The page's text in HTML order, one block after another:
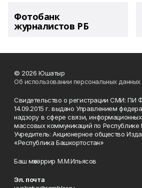
Фотобанк
журналистов РБ
© 2026 Юшатыр
Об использовании персональных данных
Свидетельство о регистрации СМИ: ПИ
14.09.2015 г. выдано Управлением
надзору в сфере связи, информационных
массовых коммуникаций по Республике
Учредитель: Акционерное общество
«Республика Башкортостан»
Баш мөхәррир М.М.Ильясов
Эл. почта